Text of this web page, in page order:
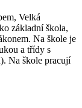
Velká
základní škola,
Na škole je
a třídy s
Na škole pracují